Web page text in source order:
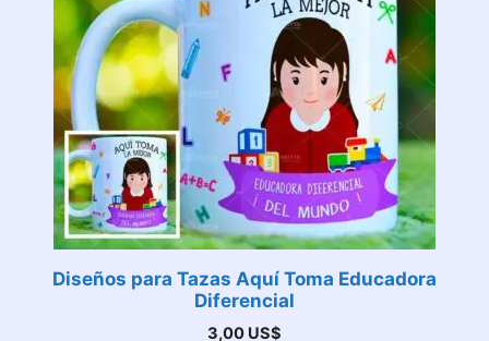
Diseños para Tazas Aquí Toma Educadora
Diferencial
3,00 US$